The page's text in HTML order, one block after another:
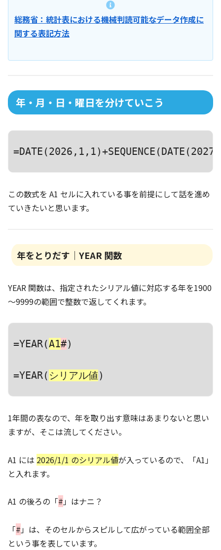
総務省：統計表における機械判読可能なデータ作成に
関する表記方法
年・月・日・曜日を分けていこう
この数式を A1 セルに入れている事を前提にして話を進め
ていきたいと思います。
年をとりだす｜YEAR 関数
YEAR 関数は、指定されたシリアル値に対応する年を1900
～9999の範囲で整数で返してくれます。
=YEAR(A1#)
=YEAR( シリアル値)
1年間の表なので、年を取り出す意味はあまりないと思い
ますが、そこは流してください。
A1 には 2026/1/1 のシリアル値が入っているので、「A1」
と入れます。
A1 の後ろの「#」はナニ？
「#」は、そのセルからスピルして広がっている範囲全部
という事を表しています。